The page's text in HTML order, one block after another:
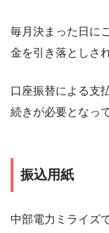
毎月決まった日に
金を引き落としさ
口座振替による支
続きが必要となっ
振込用紙
中部電力ミライズ